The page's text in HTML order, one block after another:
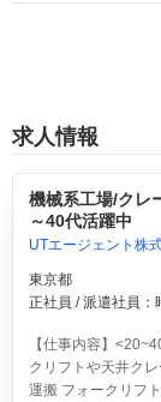
求人情報
機械系工場/クレ
～40代活躍中
UTエージェント株
東京都
正社員 / 派遣社員：
【仕事内容】
クリフトや天井ク
運搬 フォークリフ